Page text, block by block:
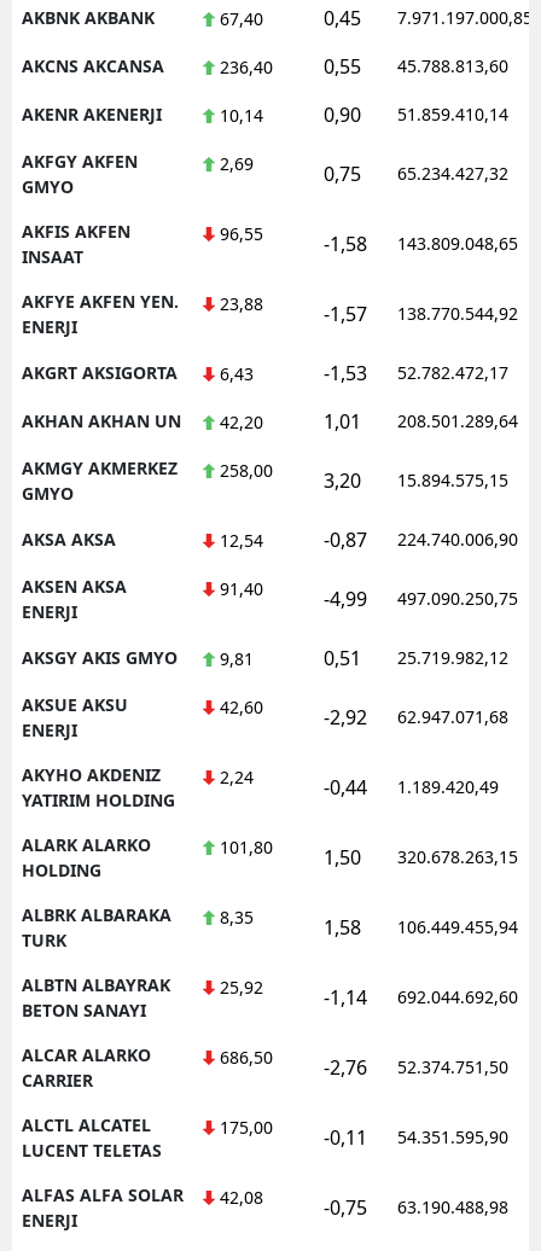
AKBNK AKBANK 67,40 0,45 7.971.197.000,85
AKCNS AKCANSA 236,40 0,55 45.788.813,60
AKENR AKENERJI 10,14 0,90 51.859.410,14
AKFGY AKFEN
GMYO
2,69 0,75 65.234.427,32
AKFIS AKFEN
INSAAT
96,55 -1,58 143.809.048,65
AKFYE AKFEN YEN.
ENERJI
23,88 -1,57 138.770.544,92
AKGRT AKSIGORTA 6,43 -1,53 52.782.472,17
AKHAN AKHAN UN 42,20 1,01 208.501.289,64
AKMGY AKMERKEZ
GMYO
258,00 3,20 15.894.575,15
AKSA AKSA 12,54 -0,87 224.740.006,90
AKSEN AKSA
ENERJI
91,40 -4,99 497.090.250,75
AKSGY AKIS GMYO 9,81 0,51 25.719.982,12
AKSUE AKSU
ENERJI
42,60 -2,92 62.947.071,68
AKYHO AKDENIZ
YATIRIM HOLDING
2,24 -0,44 1.189.420,49
ALARK ALARKO
HOLDING
101,80 1,50 320.678.263,15
ALBRK ALBARAKA
TURK
8,35 1,58 106.449.455,94
ALBTN ALBAYRAK
BETON SANAYI
25,92 -1,14 692.044.692,60
ALCAR ALARKO
CARRIER
686,50 -2,76 52.374.751,50
ALCTL ALCATEL
LUCENT TELETAS
175,00 -0,11 54.351.595,90
ALFAS ALFA SOLAR
ENERJI
42,08 -0,75 63.190.488,98